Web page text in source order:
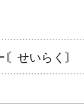
せいらく〙